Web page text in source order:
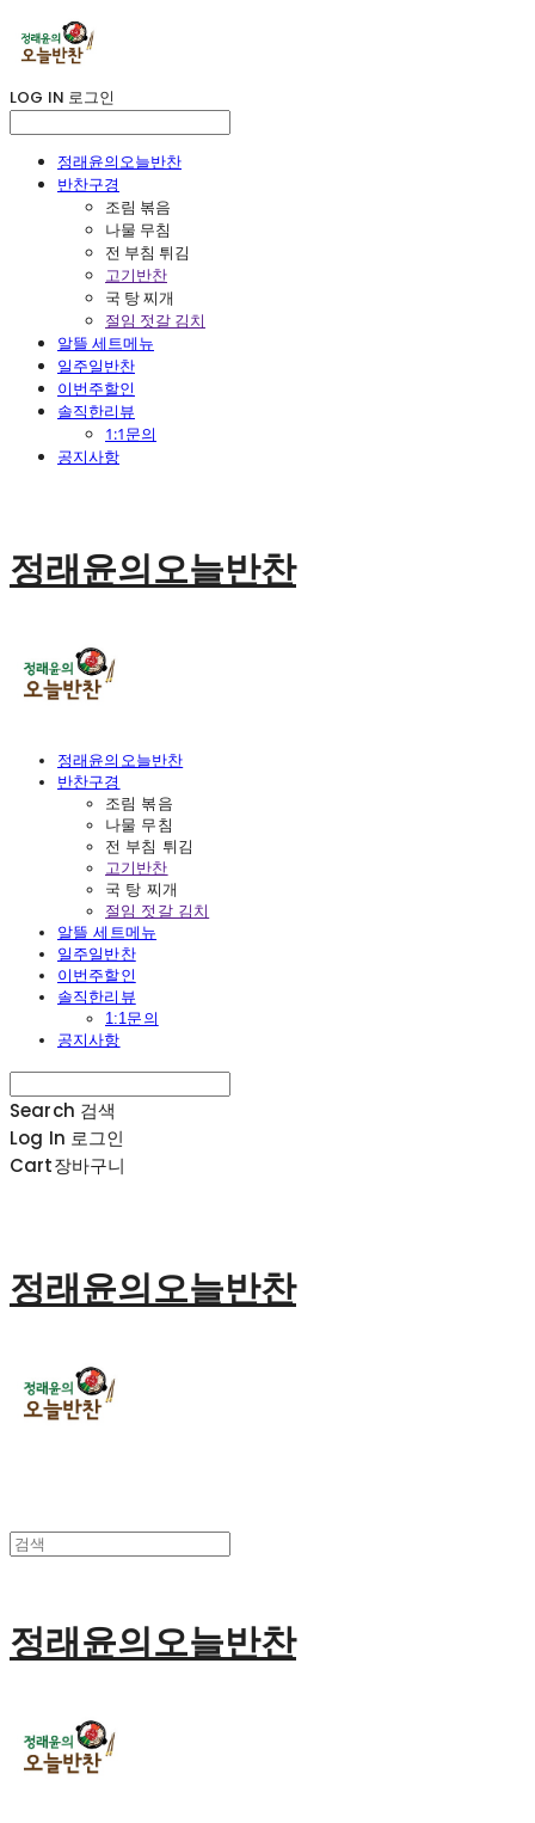
LOG IN 로그인
정래윤의오늘반찬
반찬구경
조림 볶음
나물 무침
전 부침 튀김
고기반찬
국 탕 찌개
절임 젓갈 김치
알뜰 세트메뉴
일주일반찬
이번주할인
솔직한리뷰
1:1문의
공지사항
정래윤의오늘반찬
정래윤의오늘반찬
반찬구경
조림 볶음
나물 무침
전 부침 튀김
고기반찬
국 탕 찌개
절임 젓갈 김치
알뜰 세트메뉴
일주일반찬
이번주할인
솔직한리뷰
1:1문의
공지사항
Search 검색
Log In 로그인
Cart장바구니
정래윤의오늘반찬
정래윤의오늘반찬